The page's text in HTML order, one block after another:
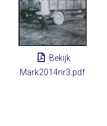
Bekijk
Mark2014nr3.pdf